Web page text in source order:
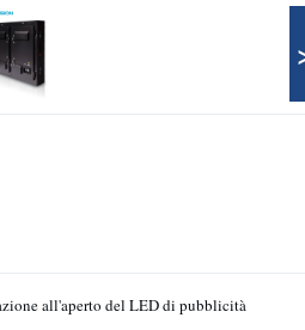
all'aperto del LED di pubblicità